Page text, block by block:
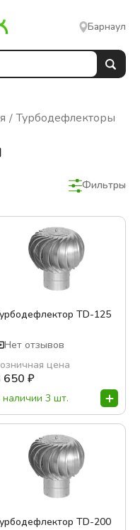
Барнаул
Турбодефлекторы
Фильтры
TD-125
Нет отзывов
цена
650 ₽
наличии 3 шт.
TD-200